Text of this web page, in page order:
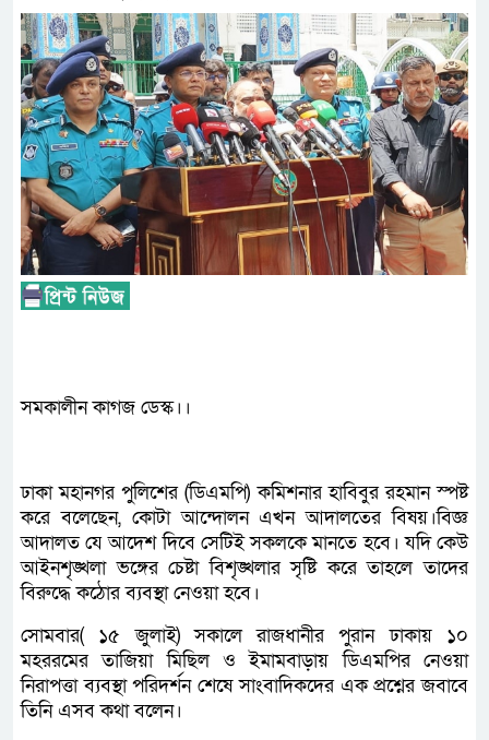
সমকালীন কাগজ ডেস্ক।।
ঢাকা মহানগর পুলিশের (ডিএমপি) কমিশনার হাবিবুর রহমান স্পষ্ট
করে বলেছেন, কোটা আন্দোলন এখন আদালতের বিষয়।বিজ্ঞ
আদালত যে আদেশ দিবে সেটিই সকলকে মানতে হবে। যদি কেউ
আইনশৃঙ্খলা ভঙ্গের চেষ্টা বিশৃঙ্খলার সৃষ্টি করে তাহলে তাদের
বিরুদ্ধে কঠোর ব্যবস্থা নেওয়া হবে।
সোমবার( ১৫ জুলাই) সকালে রাজধানীর পুরান ঢাকায় ১০
মহররমের তাজিয়া মিছিল ও ইমামবাড়ায় ডিএমপির নেওয়া
নিরাপত্তা ব্যবস্থা পরিদর্শন শেষে সাংবাদিকদের এক প্রশ্নের জবাবে
তিনি এসব কথা বলেন।